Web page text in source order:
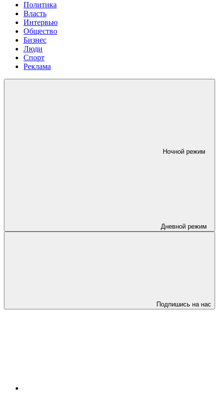
Политика
Власть
Интервью
Общество
Бизнес
Люди
Спорт
Реклама
Ночной режим
Дневной режим
Подпишись на нас